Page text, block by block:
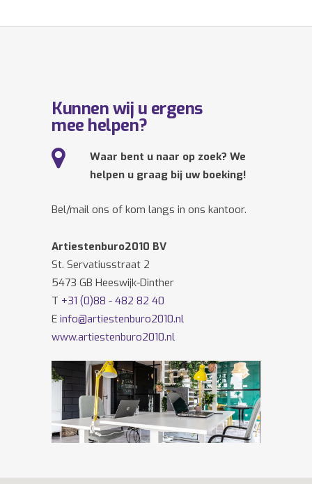
Kunnen wij u ergens
mee helpen?
Waar bent u naar op zoek? We
helpen u graag bij uw boeking!
Bel/mail ons of kom langs in ons kantoor.
Artiestenburo2010 BV
St. Servatiusstraat 2
5473 GB Heeswijk-Dinther
T +31 (0)88 - 482 82 40
E info@artiestenburo2010.nl
www.artiestenburo2010.nl
Volg ons ook opFacebookenTwitter